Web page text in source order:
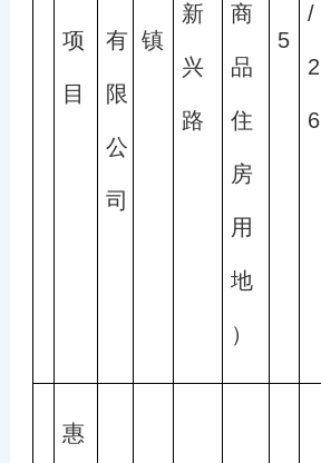
项
目
有
限
公
司
镇
新
兴
路
商
品
住
房
用
地
）
5
/
2
6
惠